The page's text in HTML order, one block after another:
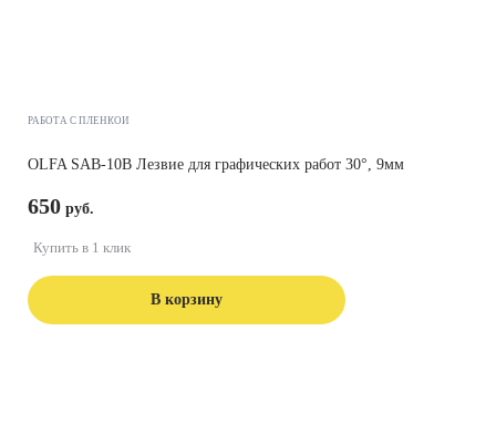
РАБОТА С ПЛЕНКОЙ
OLFA SAB-10B Лезвие для графических работ 30°, 9мм
650
В корзину
Купить в 1 клик